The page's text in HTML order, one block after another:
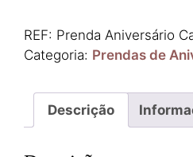
Caixa
Bijuteria
REF: Prenda Aniversário
Categoria: Prendas de
Descrição